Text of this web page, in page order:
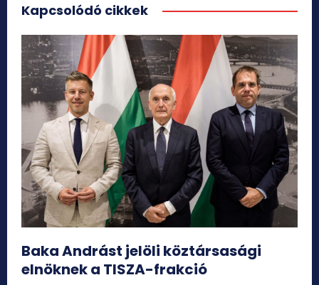
Kapcsolódó cikkek
Baka Andrást jelöli köztársasági
elnöknek a TISZA-frakció